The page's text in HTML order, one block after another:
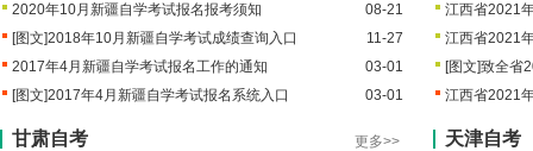
2020年10月新疆自学考试报名报考须知
08-21
[图文]2018年10月新疆自学考试成绩查询入口
11-27
2017年4月新疆自学考试报名工作的通知
03-01
[图文]2017年4月新疆自学考试报名系统入口 03-01
江西省2021
江西省2021
[图文]致全省
江西省2021
甘肃自考 更多>> 天津自考